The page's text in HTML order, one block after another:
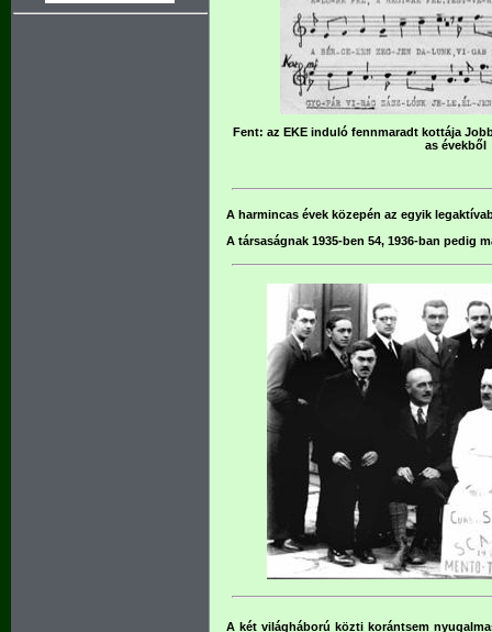
Fent: az EKE induló fennmaradt kottája
as évekből
A harmincas évek közepén az egyik
A társaságnak 1935-ben 54, 1936-ban pedig
A két világháború közti korántsem